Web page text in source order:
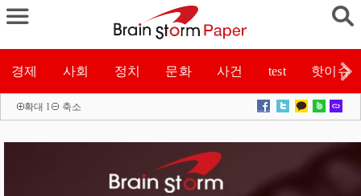
경제 사회 정치 문화 사건 test 핫이슈
확대 l 축소